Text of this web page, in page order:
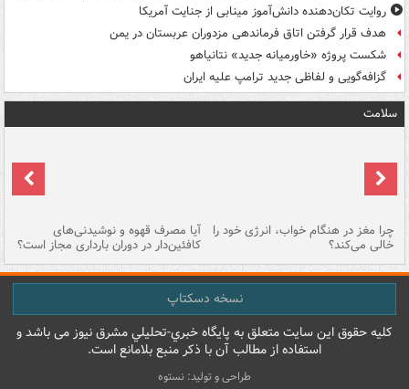
روایت تکان‌دهنده دانش‌آموز مینابی از جنایت آمریکا
هدف قرار گرفتن اتاق‌ فرماندهی مزدوران عربستان در یمن
شکست پروژه «خاورمیانه جدید» نتانیاهو
گزافه‌گویی و لفاظی جدید ترامپ علیه ایران
سلامت
چرا مغز در هنگام خواب، انرژی خود را
خالی می‌کند؟
آیا مصرف قهوه و نوشیدنی‌های
کافئین‌دار در دوران بارداری مجاز است؟
نسخه دسکتاپ
کليه حقوق اين سايت متعلق به پایگاه خبري-تحليلي مشرق نيوز می باشد و
استفاده از مطالب آن با ذکر منبع بلامانع است.
طراحی و تولید: نستوه